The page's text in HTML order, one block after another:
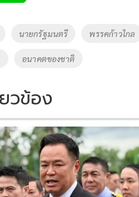
y
Li
นายกรัฐมนตรี พรรคก้าวไกล
อนาคตของชาติ
วข้อง